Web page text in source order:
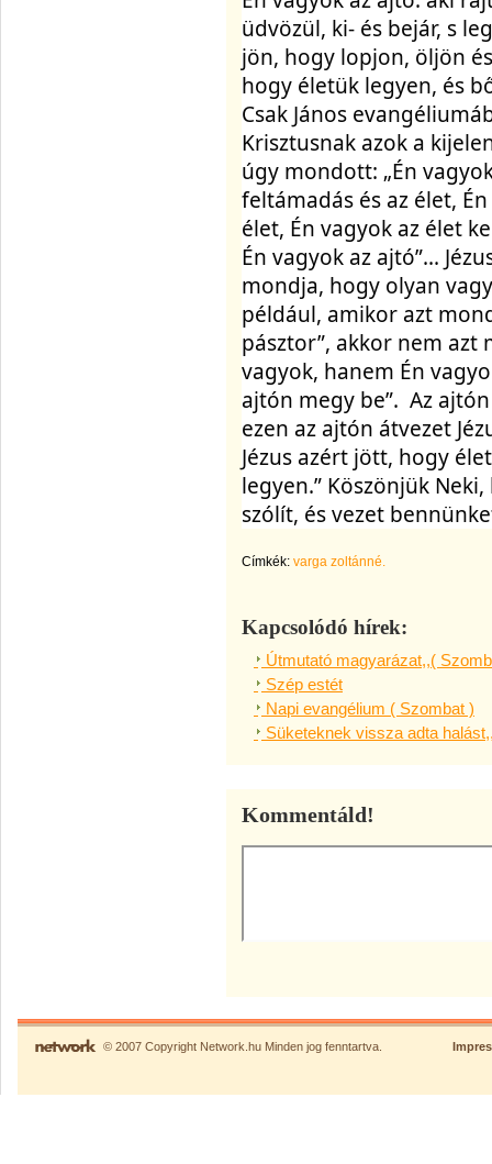
üdvözül, ki- és bejár, s
jön, hogy lopjon, öljön
hogy életük legyen, és
Csak János
Krisztusnak azok a
úgy mondott: „Én
feltámadás és az élet,
élet, Én vagyok az élet
Én vagyok az ajtó”...
mondja, hogy olyan
például, amikor azt
pásztor”, akkor nem azt
vagyok, hanem Én
ajtón megy be”.  Az
ezen az ajtón átvezet
Jézus azért jött, hogy
legyen.” Köszönjük
szólít, és vezet
Címkék: varga zoltánné.
Kapcsolódó hírek:
Útmutató magyarázat,,(
Szép estét
Napi evangélium ( Szombat )
Süketeknek vissza adta
Kommentáld!
© 2007 Copyright Network.hu Minden jog fenntartva.